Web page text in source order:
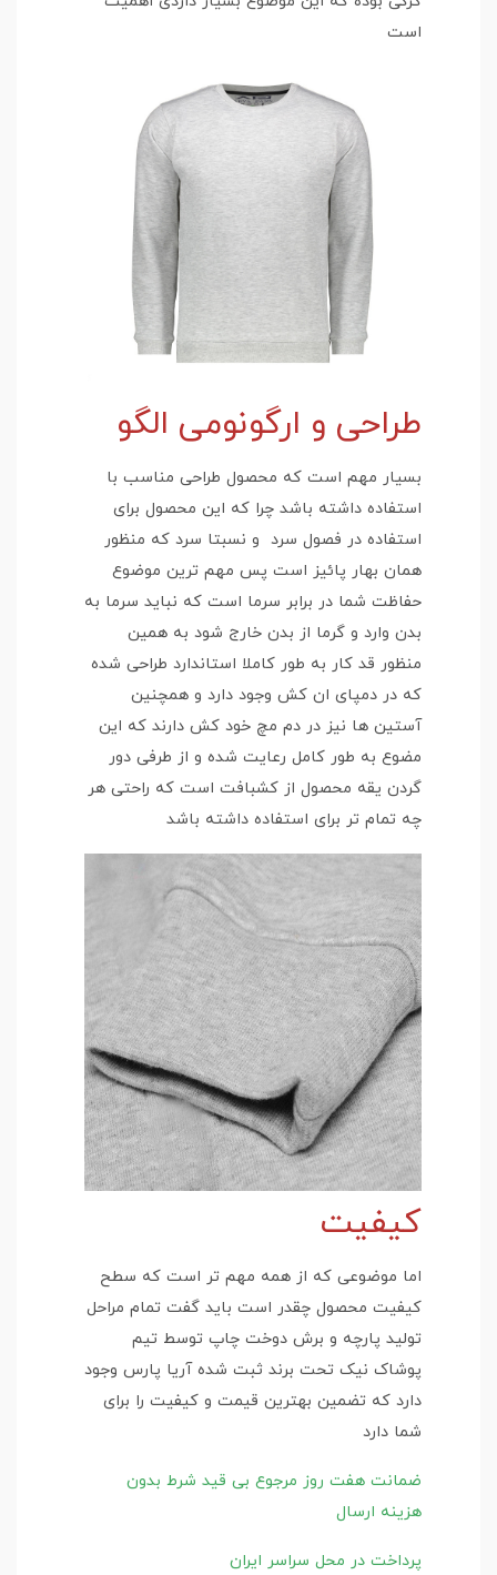
است
طراحی و ارگونومی الگو
بسیار مهم است که محصول طراحی مناسب با
استفاده داشته باشد چرا که این محصول برای
استفاده در فصول سرد و نسبتا سرد که منظور
همان بهار پائیز است پس مهم ترین موضوع
حفاظت شما در برابر سرما است که نباید سرما به
بدن وارد و گرما از بدن خارج شود به همین
منظور قد کار به طور کاملا استاندارد طراحی شده
که در دمپای ان کش وجود دارد و همچنین
آستین ها نیز در دم مچ خود کش دارند که این
مضوع به طور کامل رعایت شده و از طرفی دور
گردن یقه محصول از کشبافت است که راحتی هر
چه تمام تر برای استفاده داشته باشد
کیفیت
اما موضوعی که از همه مهم تر است که سطح
کیفیت محصول چقدر است باید گفت تمام مراحل
تولید پارچه و برش دوخت چاپ توسط تیم
پوشاک نیک تحت برند ثبت شده آریا پارس وجود
دارد که تضمین بهترین قیمت و کیفیت را برای
شما دارد
ضمانت هفت روز مرجوع بی قید شرط بدون
هزینه ارسال
پرداخت در محل سراسر ایران